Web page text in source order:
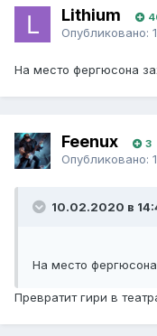
Lithium
Опубликовано:
На место фергюсона
Feenux 3
Опубликовано:
10.02.2020 в
На место
Превратит гири в